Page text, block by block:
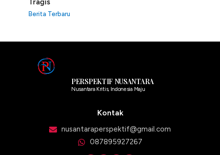
Tragis
Berita Terbaru
PERSPEKTIF NUSANTARA
Nusantara Kritis, Indonesia Maju
Kontak
nusantaraperspektif@gmail.com
087895927267